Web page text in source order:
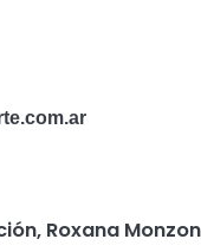
, Roxana Monzon